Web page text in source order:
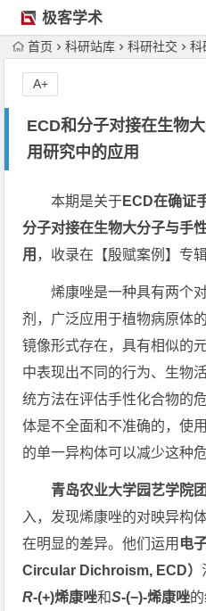
极客学术
首页 科研站库 科研社交 科
ECD和分子对接在生物
用研究中的应用
A+
本期是关于ECD在确证
分子对接在生物大分子与手
用 ，收录在【殷赋案例】专辑
烯康唑是一种具有两个
剂，广泛应用于植物病原体
镜像形式存在，具有相似的
中表现出不同的行为、生物
统方法在评估手性化合物的
体是不全面和不准确的，使
的单一异构体可以减少这种危
青岛农业大学园艺学院
入，发现烯康唑的对映异构
在明显的差异。他们运用 电
Circular Dichroism, ECD）
R-(+)烯康唑和S-(−)-烯康唑